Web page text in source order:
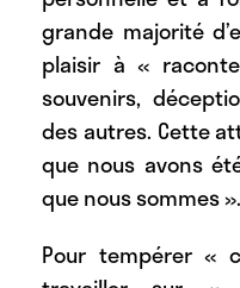
grande majorité
plaisir à «
souvenirs,
des autres. Cette
que nous avons
que nous sommes ».
Pour tempérer «